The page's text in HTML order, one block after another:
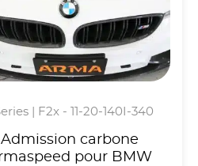
| F2x - 11-20-140I-340
Admission carbone
pour BMW